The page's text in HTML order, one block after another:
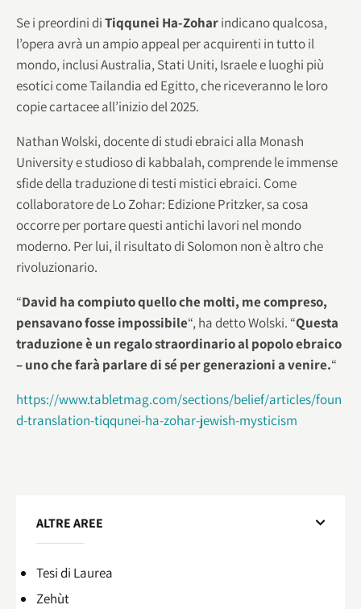
Se i preordini diTiqqunei Ha-Zoharindicano qualcosa,
l’opera avrà un ampio appeal per acquirenti in tutto il
mondo, inclusi Australia, Stati Uniti, Israele e luoghi più
esotici come Tailandia ed Egitto, che riceveranno le loro
copie cartacee all’inizio del 2025.
Nathan Wolski, docente di studi ebraici alla Monash
University e studioso di kabbalah, comprende le immense
sfide della traduzione di testi mistici ebraici. Come
collaboratore de Lo Zohar: Edizione Pritzker, sa cosa
occorre per portare questi antichi lavori nel mondo
moderno. Per lui, il risultato di Solomon non è altro che
rivoluzionario.
“David ha compiuto quello che molti, me compreso,
pensavano fosse impossibile“, ha detto Wolski. “Questa
traduzione è un regalo straordinario al popolo ebraico
– uno che farà parlare di sé per generazioni a venire.“
https://www.tabletmag.com/sections/belief/articles/foun
d-translation-tiqqunei-ha-zohar-jewish-mysticism
ALTRE AREE
Tesi di Laurea
Zehùt